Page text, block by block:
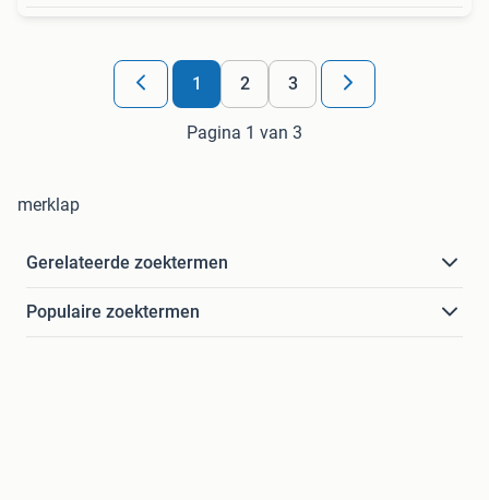
1 2 3
Pagina 1 van 3
merklap
Gerelateerde zoektermen
Populaire zoektermen